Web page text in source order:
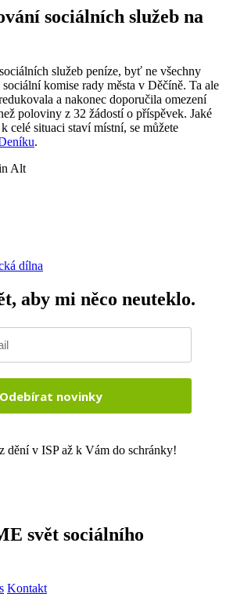
sociálních služeb na
služeb peníze, byť ne všechny
komise rady města v Děčíně. Ta ale
a nakonec doporučila omezení
poloviny z 32 žádostí o příspěvek. Jaké
celé situaci staví místní, se můžete
.
Alt
dílna
aby mi něco neuteklo.
Odebírat novinky
dění v ISP až k Vám do schránky!
svět sociálního
Kontakt